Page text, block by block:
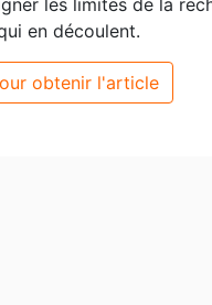
en découlent.
obtenir l'article